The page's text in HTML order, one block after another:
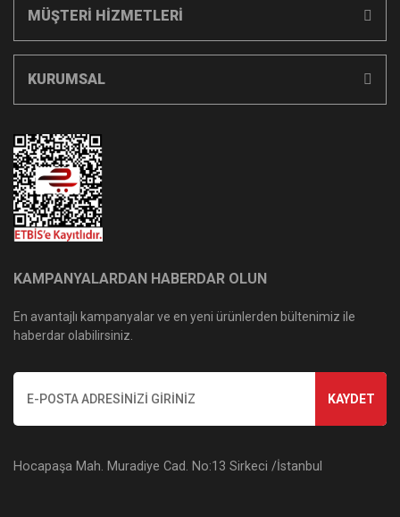
MÜŞTERİ HİZMETLERİ
KURUMSAL
KAMPANYALARDAN HABERDAR OLUN
En avantajlı kampanyalar ve en yeni ürünlerden bültenimiz ile
haberdar olabilirsiniz.
KAYDET
Hocapaşa Mah. Muradiye Cad. No:13 Sirkeci /İstanbul